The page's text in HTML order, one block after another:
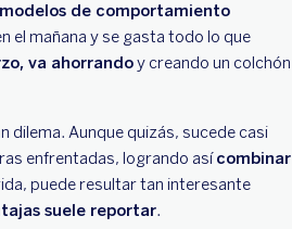
modelos de comportamiento
el mañana y se gasta todo lo que
va ahorrandoy creando un colchón
dilema. Aunque quizás, sucede casi
enfrentadas, logrando asícombinar
puede resultar tan interesante
suele reportar.